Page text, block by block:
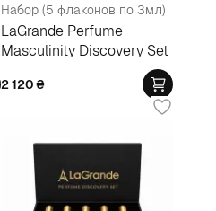
Набор (5 флаконов по 3мл)
LaGrande Perfume
Masculinity Discovery Set
2 120₴